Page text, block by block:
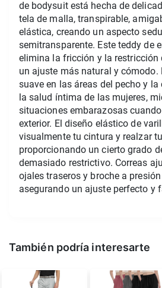
de bodysuit está hecha de
tela de malla, transpirable,
elástica, creando un aspecto
semitransparente. Este teddy de
elimina la fricción y la restricción
un ajuste más natural y cómodo.
suave en las áreas del pecho y la
la salud íntima de las mujeres,
situaciones embarazosas
exterior. El diseño elástico de
visualmente tu cintura y realzar
proporcionando un cierto grado
demasiado restrictivo. Correas
ojales traseros y broche a
asegurando un ajuste perfecto y
También podría interesarte